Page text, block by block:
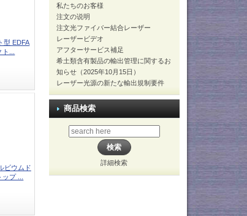
型 EDFA
...
ビウムド
プ ...
私たちのお客様
注文の说明
注文光ファイバー結合レーザー
レーザービデオ
アフターサービス補足
希土類含有製品の輸出管理に関するお
知らせ（2025年10月15日）
レーザー光源の新たな輸出規制要件
商品検索
詳細検索